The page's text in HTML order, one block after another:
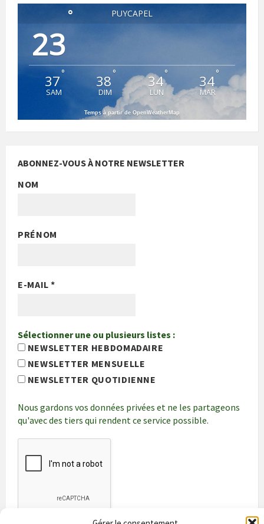
PUYCAPEL
23
°
37°
SAM
38 °
DIM
34°
LUN
34°
MAR
Temps à partir de OpenWeatherMap
ABONNEZ-VOUS À NOTRE NEWSLETTER
NOM
PRÉNOM
E-MAIL*
Sélectionner une ou plusieurs listes :
NEWSLETTER HEBDOMADAIRE
NEWSLETTER MENSUELLE
NEWSLETTER QUOTIDIENNE
Nous gardons vos données privées et ne les partageons
qu'avec des tiers qui rendent ce service possible.